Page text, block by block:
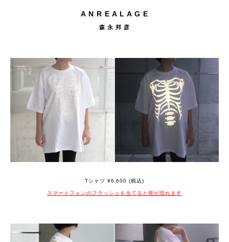
A N R E A L A G E
森 永 邦 彦
Tシャツ ¥6,600 (税込)
スマートフォンのフラッシュを当てると骨が現れます